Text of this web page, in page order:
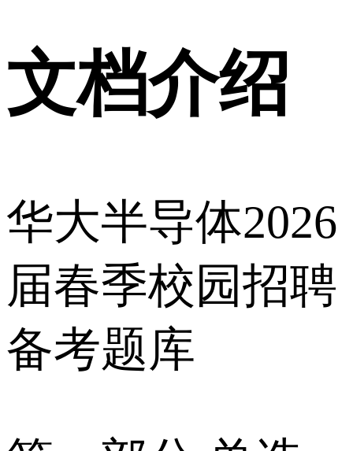
文档介绍
华大半导体2026
届春季校园招聘
备考题库